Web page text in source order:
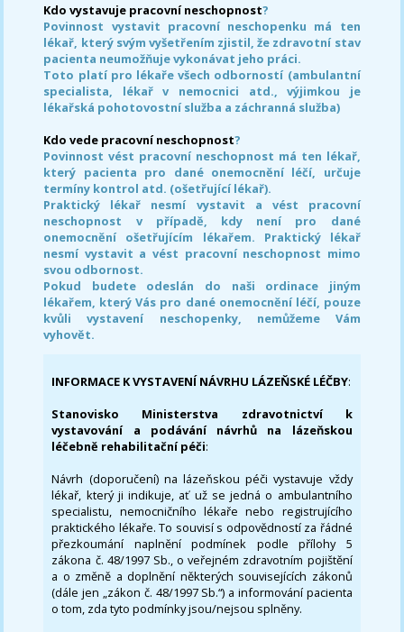
Kdo vystavuje pracovní neschopnost?
Povinnost vystavit pracovní neschopenku má ten
lékař, který svým vyšetřením zjistil, že zdravotní stav
pacienta neumožňuje vykonávat jeho práci.
Toto platí pro lékaře všech odborností (ambulantní
specialista, lékař v nemocnici atd., výjimkou je
lékařská pohotovostní služba a záchranná služba)
Kdo vede pracovní neschopnost?
Povinnost vést pracovní neschopnost má ten lékař,
který pacienta pro dané onemocnění léčí, určuje
termíny kontrol atd. (ošetřující lékař).
Praktický lékař nesmí vystavit a vést pracovní
neschopnost v případě, kdy není pro dané
onemocnění ošetřujícím lékařem. Praktický lékař
nesmí vystavit a vést pracovní neschopnost mimo
svou odbornost.
Pokud budete odeslán do naši ordinace jiným
lékařem, který Vás pro dané onemocnění léčí, pouze
kvůli vystavení neschopenky, nemůžeme Vám
vyhovět.
INFORMACE K VYSTAVENÍ NÁVRHU LÁZEŇSKÉ LÉČBY:
Stanovisko Ministerstva zdravotnictví k
vystavování a podávání návrhů na lázeňskou
léčebně rehabilitační péči:
Návrh (doporučení) na lázeňskou péči vystavuje vždy
lékař, který ji indikuje, ať už se jedná o ambulantního
specialistu, nemocničního lékaře nebo registrujícího
praktického lékaře. To souvisí s odpovědností za řádné
přezkoumání naplnění podmínek podle přílohy 5
zákona č. 48/1997 Sb., o veřejném zdravotním pojištění
a o změně a doplnění některých souvisejících zákonů
(dále jen „zákon č. 48/1997 Sb.“) a informování pacienta
o tom, zda tyto podmínky jsou/nejsou splněny.